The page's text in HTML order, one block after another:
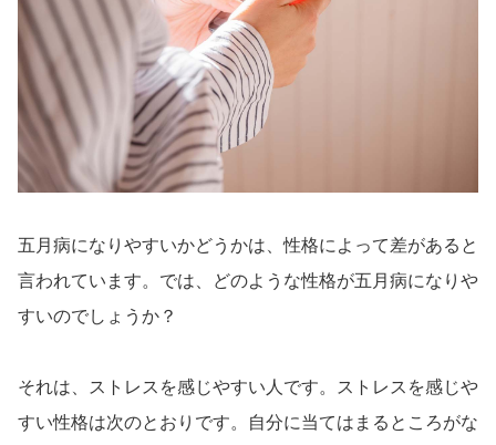
五月病になりやすいかどうかは、性格によって差があると
言われています。では、どのような性格が五月病になりや
すいのでしょうか？
それは、ストレスを感じやすい人です。ストレスを感じや
すい性格は次のとおりです。自分に当てはまるところがな